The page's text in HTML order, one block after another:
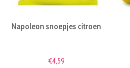
Napoleon snoepjes citroen
€4,59